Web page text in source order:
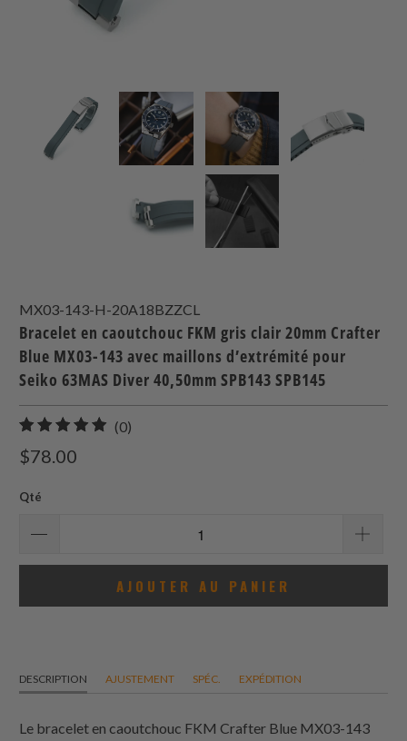
MX03-143-H-20A18BZZCL
Bracelet en caoutchouc FKM gris clair 20mm Crafter
Blue MX03-143 avec maillons d’extrémité pour
Seiko 63MAS Diver 40,50mm SPB143 SPB145
(0)
$78.00
Qté
AJOUTER AU PANIER
DESCRIPTION AJUSTEMENT SPÉC. EXPÉDITION
Le bracelet en caoutchouc FKM Crafter Blue MX03-143